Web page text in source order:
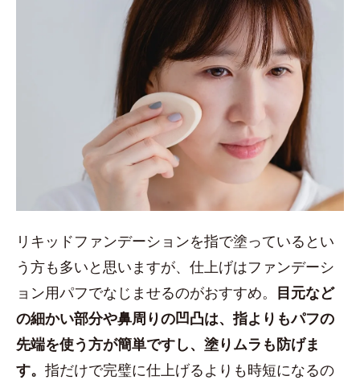
リキッドファンデーションを指で塗っているとい
う方も多いと思いますが、仕上げはファンデーシ
ョン用パフでなじませるのがおすすめ。 目元など
の細かい部分や鼻周りの凹凸は、指よりもパフの
先端を使う方が簡単ですし、塗りムラも防げま
す。 指だけで完璧に仕上げるよりも時短になるの